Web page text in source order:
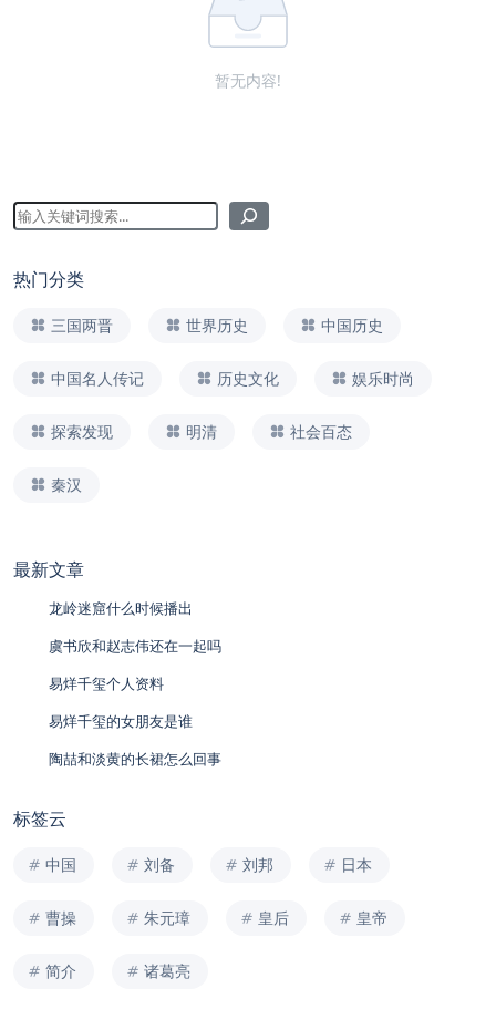
暂无内容!
热门分类
三国两晋 世界历史 中国历史
中国名人传记 历史文化 娱乐时尚
探索发现 明清 社会百态
秦汉
最新文章
龙岭迷窟什么时候播出
虞书欣和赵志伟还在一起吗
易烊千玺个人资料
易烊千玺的女朋友是谁
陶喆和淡黄的长裙怎么回事
标签云
中国 刘备 刘邦 日本
曹操 朱元璋 皇后 皇帝
简介 诸葛亮